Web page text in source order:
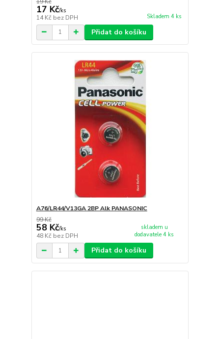
17 Kč/ks
14 Kč bez DPH Skladem 4 ks
Přidat do košíku
A76/LR44/V13GA 2BP Alk PANASONIC
99 Kč
58 Kč/ks
48 Kč bez DPH
skladem u
dodavatele 4 ks
Přidat do košíku